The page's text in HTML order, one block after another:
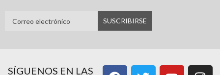
SÍGUENOS EN LAS